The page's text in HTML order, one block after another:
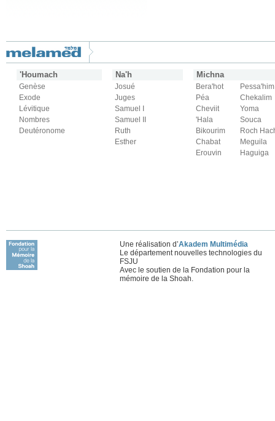
'Houmach
Genèse
Exode
Lévitique
Nombres
Deutéronome
Na'h
Josué
Juges
Samuel I
Samuel II
Ruth
Esther
Michna
Bera'hot
Péa
Cheviit
'Hala
Bikourim
Chabat
Erouvin
Pessa'him
Chekalim
Yoma
Souca
Roch
Meguila
Haguiga
Une réalisation d’Akadem Multimédia
Le département nouvelles technologies du
FSJU
Avec le soutien de la Fondation pour la
mémoire de la Shoah.